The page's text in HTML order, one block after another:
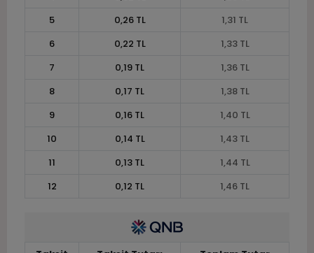
5
0,26 TL
1,31 TL
6
0,22 TL
1,33 TL
7
0,19 TL
1,36 TL
8
0,17 TL
1,38 TL
9
0,16 TL
1,40 TL
10
0,14 TL
1,43 TL
11
0,13 TL
1,44 TL
12
0,12 TL 1,46 TL